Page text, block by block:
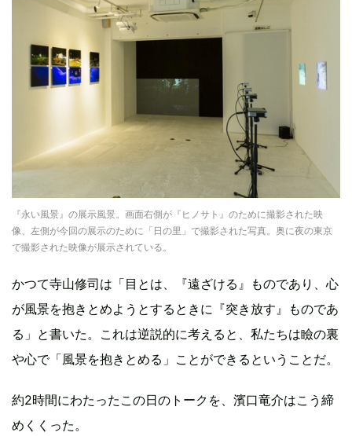
『永い風景』の展示風景。画面右側が『ヒノサト』のために撮影された映
像、左側が今回の展示のために「日の里」で撮影された写真。奥に夜の東京
で撮影された映像が展示されている。
かつて寺山修司は「目とは、『遠ざける』ものであり、心
が風景を抱きとめようとするときに『突き放す』ものであ
る」と書いた。これは逆説的に考えると、私たちは瞼の裏
や心で「風景を抱きとめる」ことができるということだ。
約2時間にわたったこの日のトークを、濱口竜介はこう締
めくくった。